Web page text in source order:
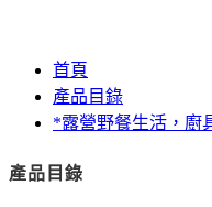
首頁
產品目錄
*露營野餐生活，廚
產品目錄